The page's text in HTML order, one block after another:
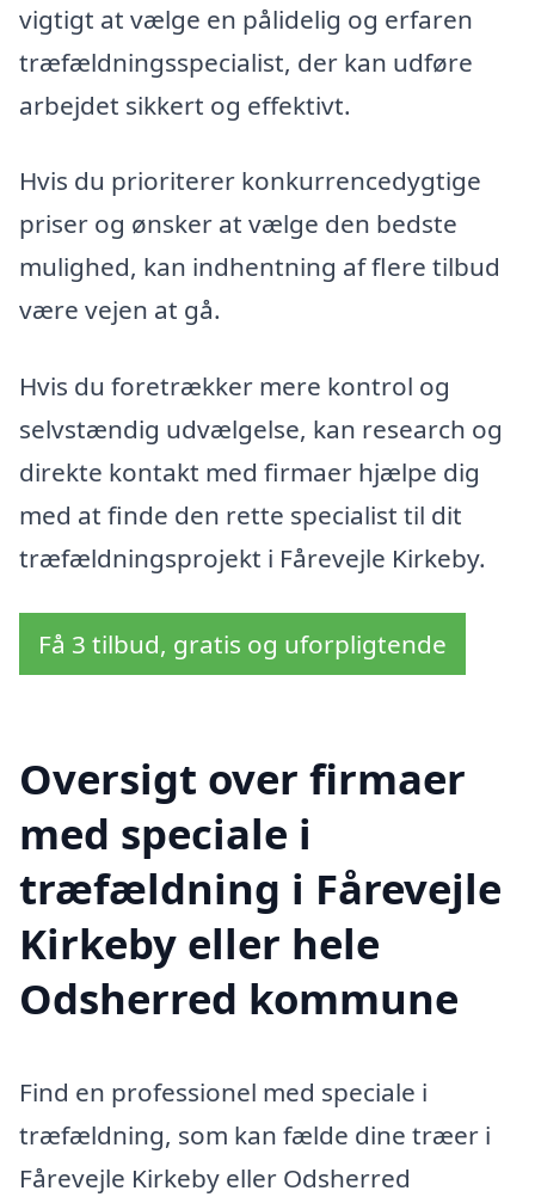
vigtigt at vælge en pålidelig og erfaren
træfældningsspecialist, der kan udføre
arbejdet sikkert og effektivt.
Hvis du prioriterer konkurrencedygtige
priser og ønsker at vælge den bedste
mulighed, kan indhentning af flere tilbud
være vejen at gå.
Hvis du foretrækker mere kontrol og
selvstændig udvælgelse, kan research og
direkte kontakt med firmaer hjælpe dig
med at finde den rette specialist til dit
træfældningsprojekt i Fårevejle Kirkeby.
Få 3 tilbud, gratis og uforpligtende
Oversigt over firmaer
med speciale i
træfældning i Fårevejle
Kirkeby eller hele
Odsherred kommune
Find en professionel med speciale i
træfældning, som kan fælde dine træer i
Fårevejle Kirkeby eller Odsherred